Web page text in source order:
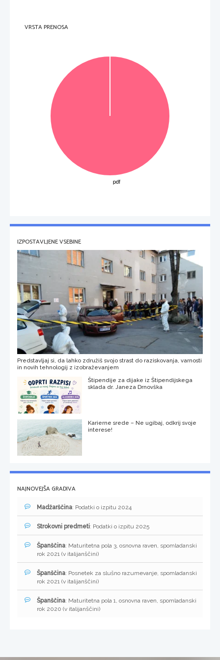
VRSTA PRENOSA
IZPOSTAVLJENE VSEBINE
Predstavljaj si, da lahko združiš svojo strast do raziskovanja, varnosti
in novih tehnologij z izobraževanjem
Štipendije za dijake iz Štipendijskega
sklada dr. Janeza Drnovška
Karierne srede – Ne ugibaj, odkrij svoje
interese!
NAJNOVEJŠA GRADIVA
Madžarščina: Podatki o izpitu 2024
Strokovni predmeti: Podatki o izpitu 2025
Španščina: Maturitetna pola 3, osnovna raven, spomladanski
rok 2021 (v italijanščini)
Španščina: Posnetek za slušno razumevanje, spomladanski
rok 2021 (v italijanščini)
Španščina: Maturitetna pola 1, osnovna raven, spomladanski
rok 2020 (v italijanščini)